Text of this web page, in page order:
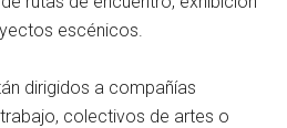
escénicos.
dirigidos a compañías
colectivos de artes o